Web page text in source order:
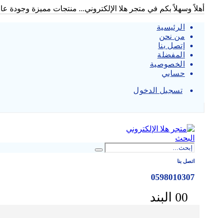
أهلاً وسهلاً بكم في متجر هلا الإلكتروني... منتجات مميزة وجودة
الرئيسية
من نحن
إتصل بنا
المفضلة
الخصوصية
حسابي
تسجيل الدخول
البحث
اتصل بنا
0598010307
00 البند